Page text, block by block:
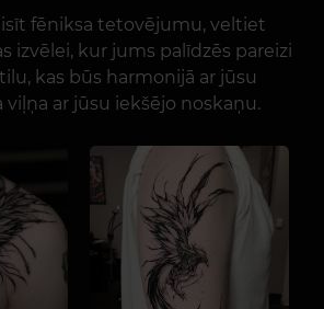
fēniksa tetovējumu, veltiet
izvēlei, kur jums palīdzēs pareizi
kas būs harmonijā ar jūsu
viļņa ar jūsu iekšējo noskaņu.